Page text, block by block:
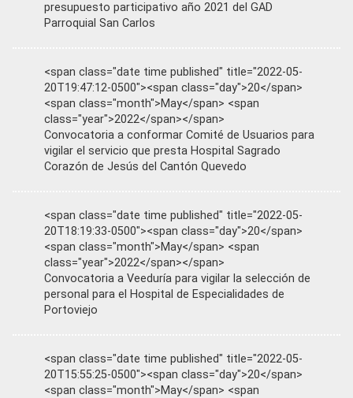
presupuesto participativo año 2021 del GAD
Parroquial San Carlos
<span class="date time published" title="2022-05-
20T19:47:12-0500"><span class="day">20</span>
<span class="month">May</span> <span
class="year">2022</span></span>
Convocatoria a conformar Comité de Usuarios para
vigilar el servicio que presta Hospital Sagrado
Corazón de Jesús del Cantón Quevedo
<span class="date time published" title="2022-05-
20T18:19:33-0500"><span class="day">20</span>
<span class="month">May</span> <span
class="year">2022</span></span>
Convocatoria a Veeduría para vigilar la selección de
personal para el Hospital de Especialidades de
Portoviejo
<span class="date time published" title="2022-05-
20T15:55:25-0500"><span class="day">20</span>
<span class="month">May</span> <span